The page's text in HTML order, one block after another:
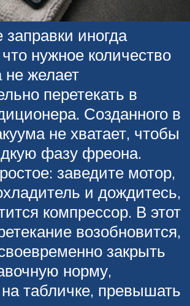
иногда
нужное количество
не желает
перетекать в
Созданного в
не хватает, чтобы
фазу фреона.
заведите мотор,
и дождитесь,
компрессор. В этот
возобновится,
закрыть
норму,
табличке, превышать